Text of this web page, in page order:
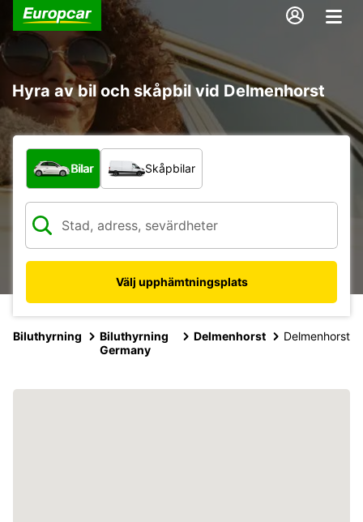
Hyra av bil och skåpbil vid Delmenhorst
Vilken typ av fordon?
Bilar Skåpbilar
Välj upphämtningsplats
Biluthyrning
Biluthyrning
Germany
Delmenhorst Delmenhorst